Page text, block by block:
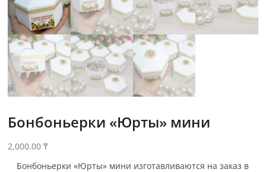
Бонбоньерки «Юрты» мини
2,000.00₸
Бонбоньерки «Юрты» мини изготавливаются на заказ в